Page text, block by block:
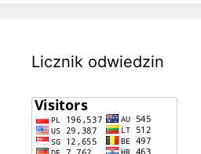
Licznik odwiedzin